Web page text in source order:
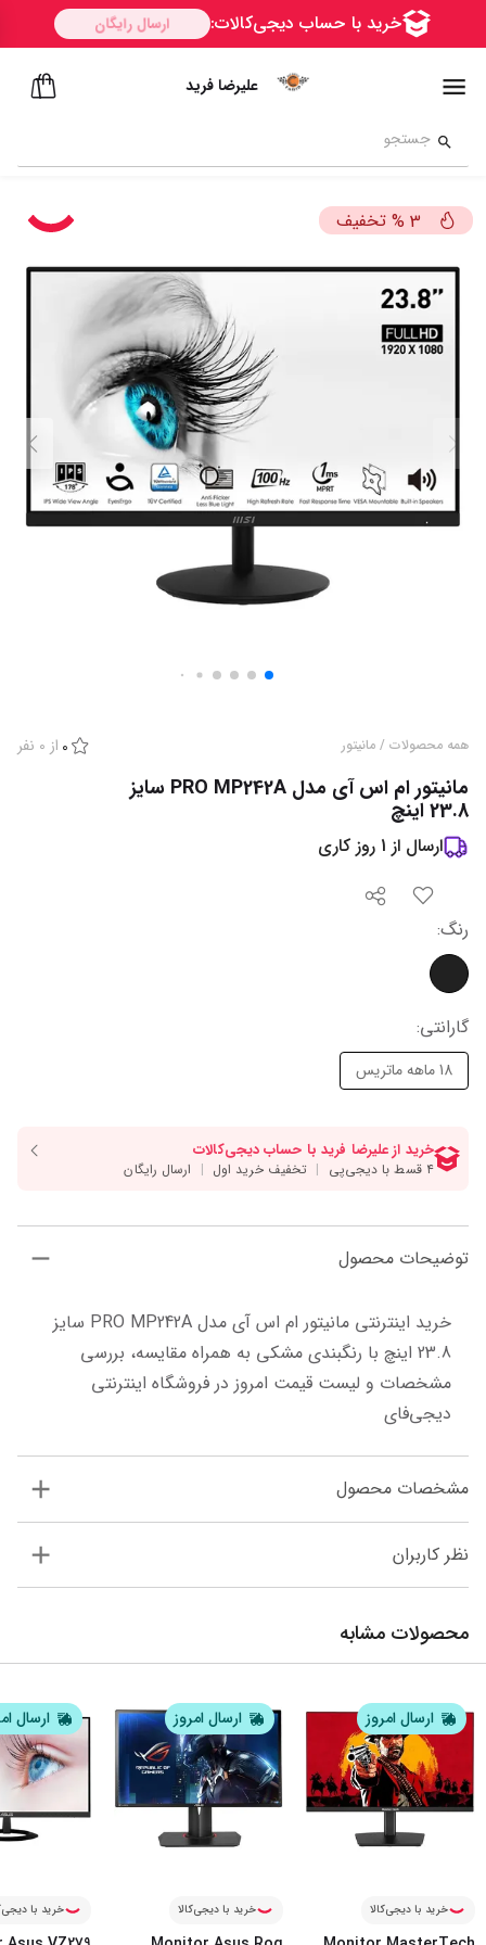
علیرضا فرید
3
% تخفیف
همه محصولات / مانیتور 0 از 0 نفر
مانیتور ام اس آی مدل PRO MP242A سایز
23.8 اینچ
ارسال از 1 روز کاری
رنگ:
گارانتی:
18 ماهه ماتریس
توضیحات محصول
دیجی‌فای
مشخصات محصول
نظر کاربران
محصولات مشابه
ارسال امروز
خرید با دیجی‌کالا
ارسال امروز
خرید با دیجی‌کالا
ارسال
خرید با